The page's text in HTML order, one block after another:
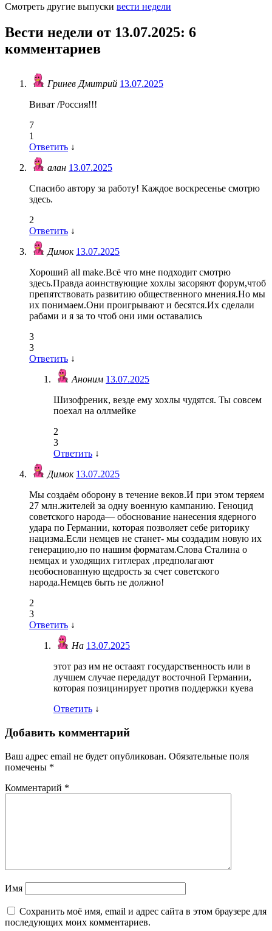
Смотреть другие выпуски вести недели
Вести недели от 13.07.2025: 6
комментариев
Гринев Дмитрий 13.07.2025
Виват /Россия!!!
7
1
Ответить ↓
алан 13.07.2025
Спасибо автору за работу! Каждое воскресенье смотрю
здесь.
2
Ответить ↓
Димок 13.07.2025
Хороший all make.Всё что мне подходит смотрю
здесь.Правда аоинствующие хохлы засоряют форум,чтоб
препятствовать развитию общественного мнения.Но мы
их понимаем.Они проигрывают и бесятся.Их сделали
рабами и я за то чтоб они ими оставались
3
3
Ответить ↓
Аноним 13.07.2025
Шизофреник, везде ему хохлы чудятся. Ты совсем
поехал на оллмейке
2
3
Ответить ↓
Димок 13.07.2025
Мы создаём оборону в течение веков.И при этом теряем
27 млн.жителей за одну военную кампанию. Геноцид
советского народа— обоснование нанесения ядерного
удара по Германии, которая позволяет себе риторику
нацизма.Если немцев не станет- мы создадим новую их
генерацию,но по нашим форматам.Слова Сталина о
немцах и уходящих гитлерах ,предполагают
необоснованную щедрость за счет советского
народа.Немцев быть не должно!
2
3
Ответить ↓
На 13.07.2025
этот раз им не остааят государственность или в
лучшем случае передадут восточной Германии,
которая позицинирует против поддержки куева
Ответить ↓
Добавить комментарий
Ваш адрес email не будет опубликован. Обязательные поля
помечены *
Комментарий *
Имя
Сохранить моё имя, email и адрес сайта в этом браузере для
последующих моих комментариев.